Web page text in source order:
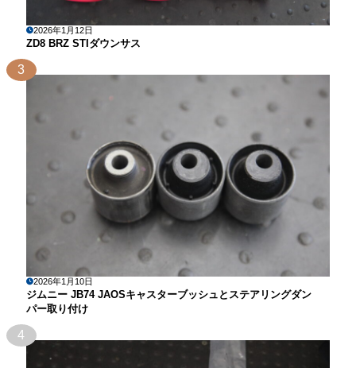
2026年1月12日
ZD8 BRZ STIダウンサス
3
2026年1月10日
ジムニー JB74 JAOSキャスターブッシュとステアリングダン
パー取り付け
4